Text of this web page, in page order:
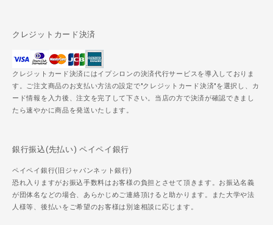
クレジットカード決済
クレジットカード決済にはイプシロンの決済代行サービスを導入しておりま
す。ご注文商品のお支払い方法の設定で"クレジットカード決済"を選択し、カ
ード情報を入力後、注文を完了して下さい。当店の方で決済が確認できまし
たら速やかに商品を発送いたします。
銀行振込(先払い) ペイペイ銀行
ペイペイ銀行(旧ジャパンネット銀行)
恐れ入りますがお振込手数料はお客様の負担とさせて頂きます。お振込名義
が団体名などの場合、あらかじめご連絡頂けると助かります。また大学や法
人様等、後払いをご希望のお客様は別途相談に応じます。